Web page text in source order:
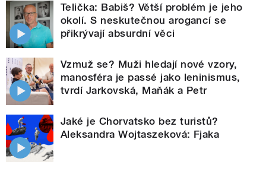
Telička: Babiš? Větší problém je jeho
okolí. S neskutečnou arogancí se
přikrývají absurdní věci
Vzmuž se? Muži hledají nové vzory,
manosféra je passé jako leninismus,
tvrdí Jarkovská, Maňák a Petr
Jaké je Chorvatsko bez turistů?
Aleksandra Wojtaszeková: Fjaka